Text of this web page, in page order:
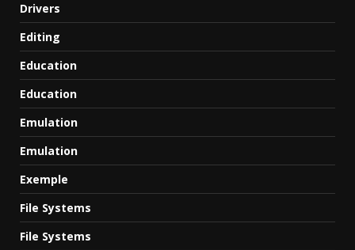
Drivers
Editing
Education
Education
Emulation
Emulation
Exemple
File Systems
File Systems